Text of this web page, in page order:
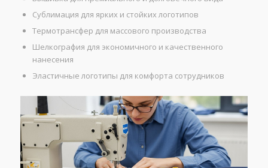
Сублимация для ярких и стойких логотипов
Термотрансфер для массового производства
Шелкография для экономичного и качественного
нанесения
Эластичные логотипы для комфорта сотрудников